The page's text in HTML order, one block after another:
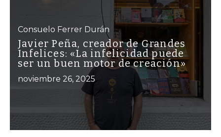
Consuelo Ferrer Durán
Javier Peña, creador de Grandes
Infelices: «La infelicidad puede
ser un buen motor de creación»
noviembre 26, 2025